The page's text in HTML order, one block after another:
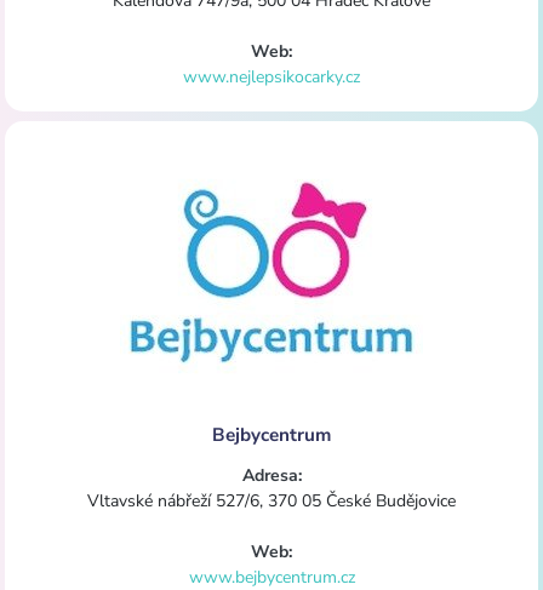
Web:
www.nejlepsikocarky.cz
Bejbycentrum
Adresa:
Vltavské nábřeží 527/6, 370 05 České Budějovice
Web:
www.bejbycentrum.cz